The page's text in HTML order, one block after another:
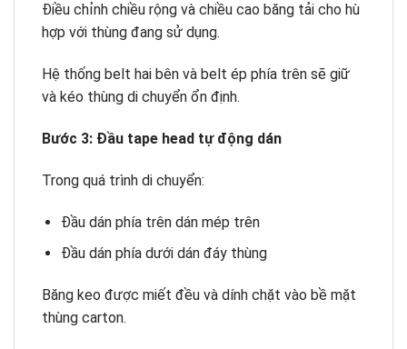
Điều chỉnh chiều rộng và chiều cao băng tải cho hù
hợp với thùng đang sử dụng.
Hệ thống belt hai bên và belt ép phía trên sẽ giữ
và kéo thùng di chuyển ổn định.
Bước 3: Đầu tape head tự động dán
Trong quá trình di chuyển:
Đầu dán phía trên dán mép trên
Đầu dán phía dưới dán đáy thùng
Băng keo được miết đều và dính chặt vào bề mặt
thùng carton.